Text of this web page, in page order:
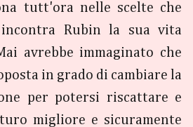
tutt'ora nelle scelte che
incontra Rubin la sua vita
avrebbe immaginato che
in grado di cambiare la
per potersi riscattare e
migliore e sicuramente